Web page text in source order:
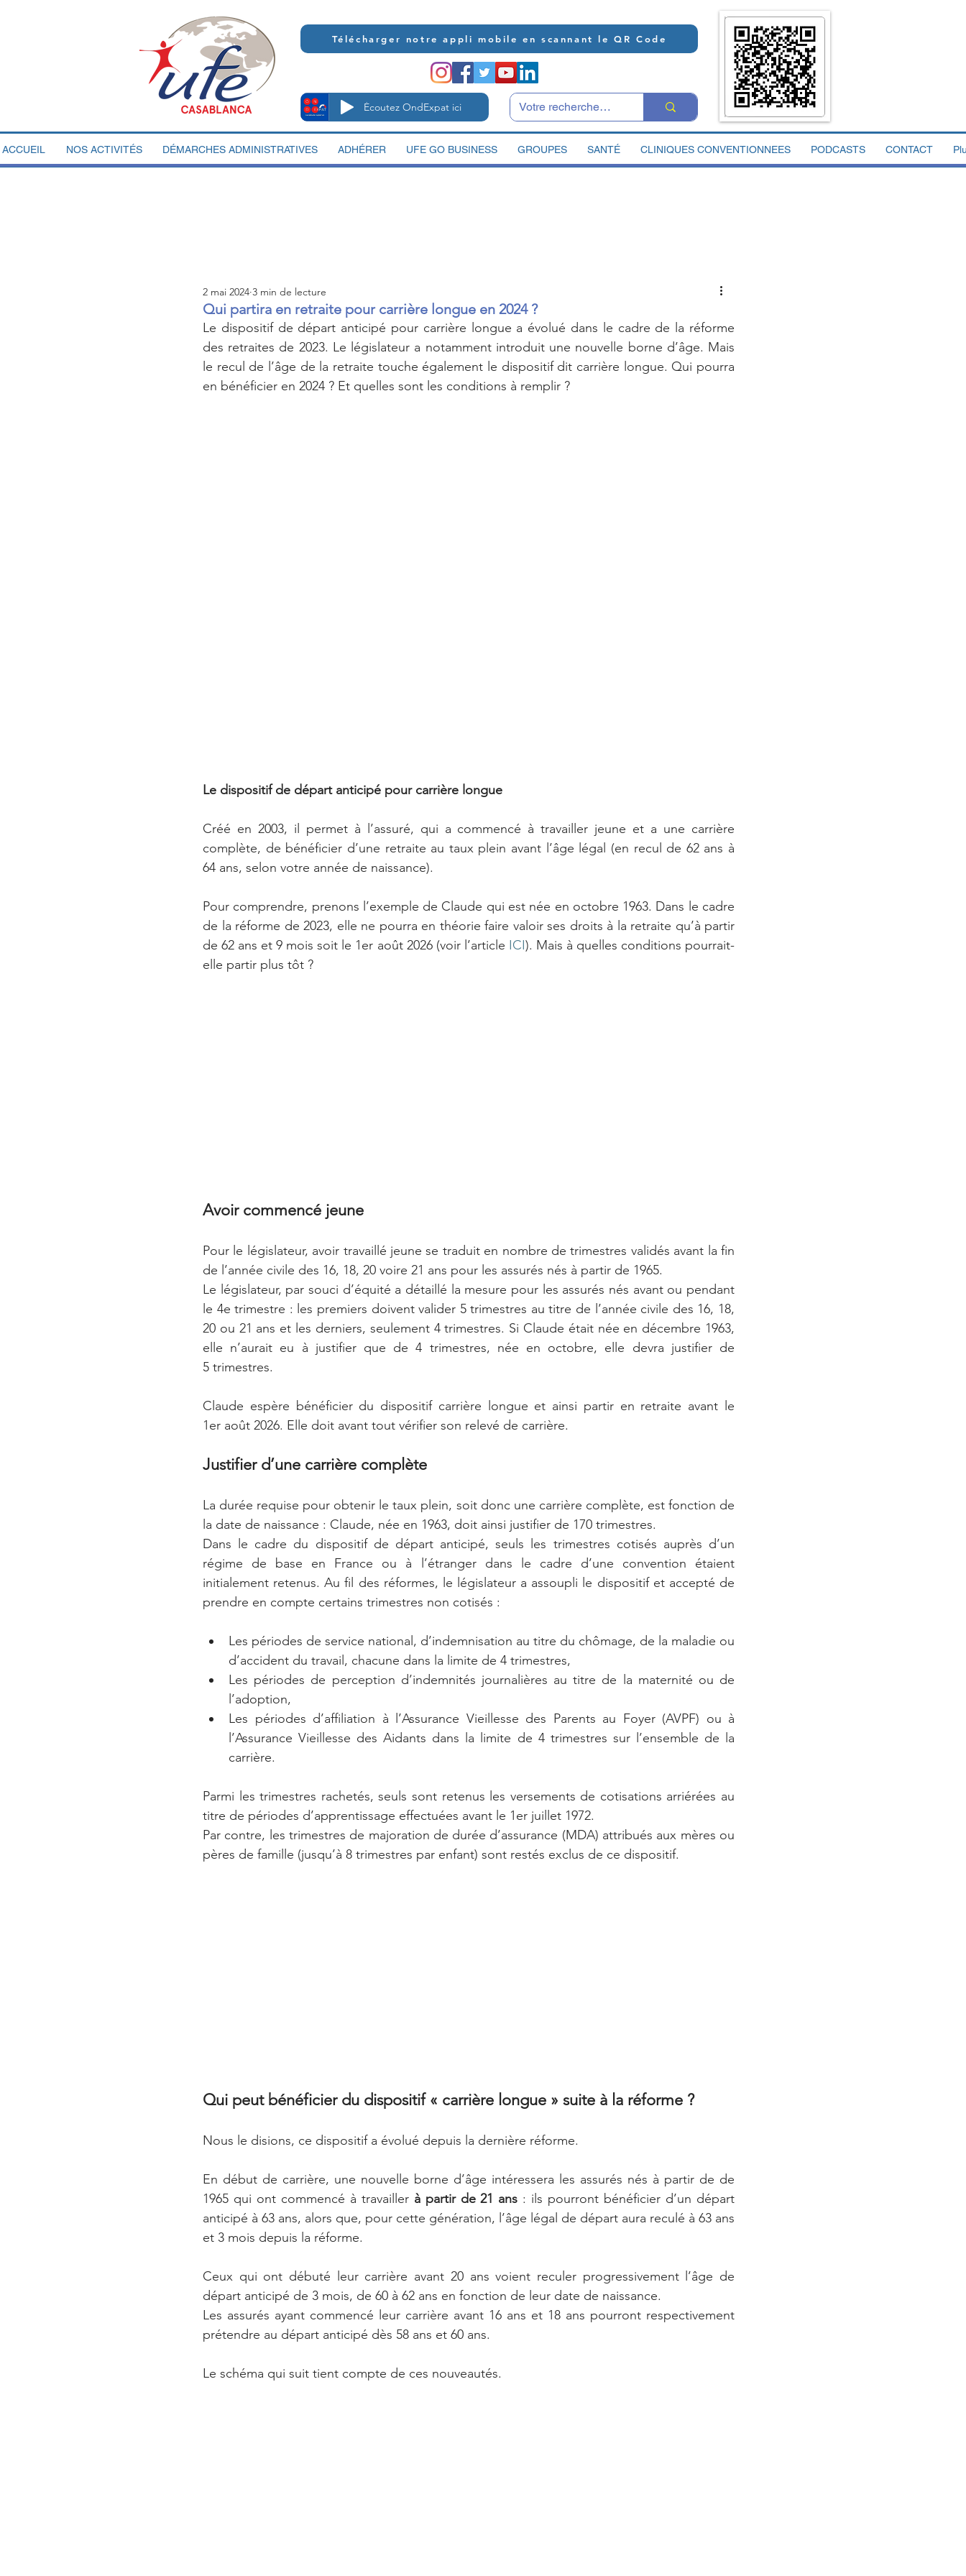
Télécharger notre appli mobile en scannant le QR Code
Écoutez OndExpat ici
ACCUEIL NOS ACTIVITÉS DÉMARCHES ADMINISTRATIVES ADHÉRER UFE GO BUSINESS GROUPES SANTÉ CLINIQUES CONVENTIONNEES PODCASTS CONTACT
Qui partira en retraite pour carrière longue en 2024 ?
2 mai 2024 3 min de lecture
Le dispositif de départ anticipé pour carrière longue a évolué dans le cadre de la réforme
des retraites de 2023. Le législateur a notamment introduit une nouvelle borne d’âge. Mais
le recul de l’âge de la retraite touche également le dispositif dit carrière longue. Qui pourra
en bénéficier en 2024 ? Et quelles sont les conditions à remplir ?
Le dispositif de départ anticipé pour carrière longue
Créé en 2003, il permet à l’assuré, qui a commencé à travailler jeune et a une carrière
complète, de bénéficier d’une retraite au taux plein avant l’âge légal (en recul de 62 ans à
64 ans, selon votre année de naissance).
Pour comprendre, prenons l’exemple de Claude qui est née en octobre 1963. Dans le cadre
de la réforme de 2023, elle ne pourra en théorie faire valoir ses droits à la retraite qu’à partir
de 62 ans et 9 mois soit le 1er août 2026 (voir l’article ICI). Mais à quelles conditions pourrait-
elle partir plus tôt ?
Avoir commencé jeune
Pour le législateur, avoir travaillé jeune se traduit en nombre de trimestres validés avant la fin
de l’année civile des 16, 18, 20 voire 21 ans pour les assurés nés à partir de 1965.
Le législateur, par souci d’équité a détaillé la mesure pour les assurés nés avant ou pendant
le 4e trimestre : les premiers doivent valider 5 trimestres au titre de l’année civile des 16, 18,
20 ou 21 ans et les derniers, seulement 4 trimestres. Si Claude était née en décembre 1963,
elle n’aurait eu à justifier que de 4 trimestres, née en octobre, elle devra justifier de
5 trimestres.
Claude espère bénéficier du dispositif carrière longue et ainsi partir en retraite avant le
1er août 2026. Elle doit avant tout vérifier son relevé de carrière.
Justifier d’une carrière complète
La durée requise pour obtenir le taux plein, soit donc une carrière complète, est fonction de
la date de naissance : Claude, née en 1963, doit ainsi justifier de 170 trimestres.
Dans le cadre du dispositif de départ anticipé, seuls les trimestres cotisés auprès d’un
régime de base en France ou à l’étranger dans le cadre d’une convention étaient
initialement retenus. Au fil des réformes, le législateur a assoupli le dispositif et accepté de
prendre en compte certains trimestres non cotisés :
Les périodes de service national, d’indemnisation au titre du chômage, de la maladie ou
d’accident du travail, chacune dans la limite de 4 trimestres,
Les périodes de perception d’indemnités journalières au titre de la maternité ou de
l’adoption,
Les périodes d’affiliation à l’Assurance Vieillesse des Parents au Foyer (AVPF) ou à
l’Assurance Vieillesse des Aidants dans la limite de 4 trimestres sur l’ensemble de la
carrière.
Parmi les trimestres rachetés, seuls sont retenus les versements de cotisations arriérées au
titre de périodes d’apprentissage effectuées avant le 1er juillet 1972.
Par contre, les trimestres de majoration de durée d’assurance (MDA) attribués aux mères ou
pères de famille (jusqu’à 8 trimestres par enfant) sont restés exclus de ce dispositif.
Qui peut bénéficier du dispositif « carrière longue » suite à la réforme ?
Nous le disions, ce dispositif a évolué depuis la dernière réforme.
En début de carrière, une nouvelle borne d’âge intéressera les assurés nés à partir de de
1965 qui ont commencé à travailler à partir de 21 ans : ils pourront bénéficier d’un départ
anticipé à 63 ans, alors que, pour cette génération, l’âge légal de départ aura reculé à 63 ans
et 3 mois depuis la réforme.
Ceux qui ont débuté leur carrière avant 20 ans voient reculer progressivement l’âge de
départ anticipé de 3 mois, de 60 à 62 ans en fonction de leur date de naissance.
Les assurés ayant commencé leur carrière avant 16 ans et 18 ans pourront respectivement
prétendre au départ anticipé dès 58 ans et 60 ans.
Le schéma qui suit tient compte de ces nouveautés.